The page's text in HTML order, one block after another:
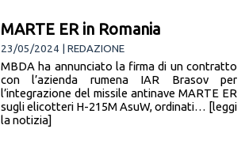
MARTE ER in Romania
23/05/2024 | REDAZIONE
MBDA ha annunciato la firma di un contratto
con l’azienda rumena IAR Brasov per
l’integrazione del missile antinave MARTE ER
sugli elicotteri H-215M AsuW, ordinati… [leggi
la notizia]